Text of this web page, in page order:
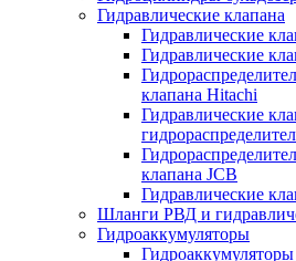
Гидравлические клапана
Гидравлические
Гидравлические
клапана Hitachi
Гидравлические
клапана JCB
Гидравлические
Шланги РВД и
Гидроаккумуляторы